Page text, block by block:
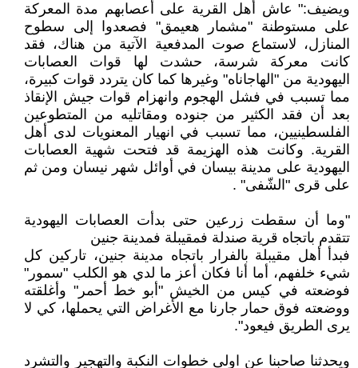
ويضيف:" عاش أهل القرية على أعصابهم مدة المعركة
على مستوطنة "مشمار هعيمق" فصعدوا إلى سطوح
المنازل، لاستماع صوت المدفعية الآتية من هناك، فقد
كانت معركة شرسة، حشدت لها قوات العصابات
اليهودية من "الهاجاناه" وغيرها كما كان يتردد قوات كبيرة،
مما تسبب في فشل الهجوم وانهزام قوات جيش الإنقاذ
بعد أن فقد الكثير من جنوده ومقاتليه من المتطوعين
الفلسطينيين، مما تسبب في انهيار المعنويات لدى أهل
القرية. وكانت هذه الهزيمة قد فتحت شهية العصابات
اليهودية على مدينة بيسان في أوائل شهر نيسان ومن ثم
على قرى "الشّفى" .
"وما أن سقطت زرعين حتى بدأت العصابات اليهودية
تتقدم باتجاه قرية صندلة فمقيبلة فمدينة جنين
فبدأ أهل مقيبلة بالفرار باتجاه مدينة جنين، تاركين كل
شيء خلفهم، أما أنا فكان أعز ما لدي هو الكلب "سمور"
فوضعته في كيس من الخيش "أبو خط أحمر" وأغلقته
ووضعته فوق حمار جارنا مع الأغراض التي يحملها، كي لا
يرى الطريق فيعود".
ويحدثنا صاحبنا عن اولى خطوات النكبة والتهجير والتشرد